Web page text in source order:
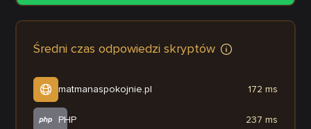
Średni czas odpowiedzi skryptów
matmanaspokojnie.pl
PHP
172 ms
237 ms